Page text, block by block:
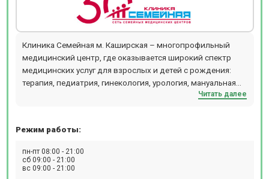
Клиника Семейная м. Каширская – многопрофильный
медицинский центр, где оказывается широкий спектр
медицинских услуг для взрослых и детей с рождения:
терапия, педиатрия, гинекология, урология, мануальная
терапия, дерматология, флебология, проктология,
физиотерапия и т.д. В отделении проводятся следующие
ЭКГ, эхокардиография, биопсия, допплерография,
ректороманоскопия, суточное мониторирование
Читать далее
Режим работы:
пн-пт 08:00 - 21:00
сб 09:00 - 21:00
вс 09:00 - 21:00